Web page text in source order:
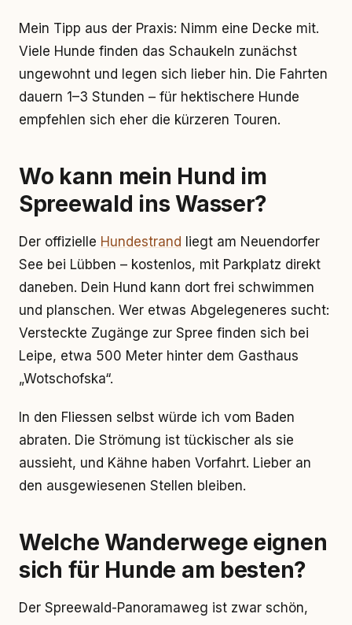
Mein Tipp aus der Praxis: Nimm eine Decke mit.
Viele Hunde finden das Schaukeln zunächst
ungewohnt und legen sich lieber hin. Die Fahrten
dauern 1–3 Stunden – für hektischere Hunde
empfehlen sich eher die kürzeren Touren.
Wo kann mein Hund im
Spreewald ins Wasser?
Der offizielle Hundestrand liegt am Neuendorfer
See bei Lübben – kostenlos, mit Parkplatz direkt
daneben. Dein Hund kann dort frei schwimmen
und planschen. Wer etwas Abgelegeneres sucht:
Versteckte Zugänge zur Spree finden sich bei
Leipe, etwa 500 Meter hinter dem Gasthaus
„Wotschofska“.
In den Fliessen selbst würde ich vom Baden
abraten. Die Strömung ist tückischer als sie
aussieht, und Kähne haben Vorfahrt. Lieber an
den ausgewiesenen Stellen bleiben.
Welche Wanderwege eignen
sich für Hunde am besten?
Der Spreewald-Panoramaweg ist zwar schön,